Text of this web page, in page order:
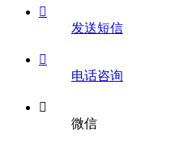

发送短信

电话咨询

微信